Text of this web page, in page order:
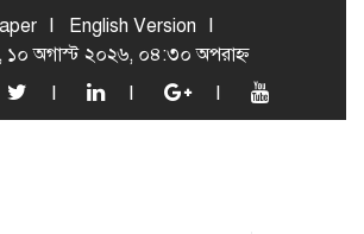
English Version
১০ অগাস্ট ২০২৬, ০৪:৩০ অপরাহ্ন